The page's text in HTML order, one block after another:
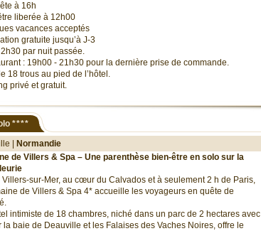
à 16h
liberée à 12h00
vacances acceptés
gratuite jusqu’à J-3
2h30 par nuit passée.
: 19h00 - 21h30 pour la dernière prise de commande.
18 trous au pied de l’hôtel.
privé et gratuit.
****
|
Normandie
de Villers & Spa – Une parenthèse bien-être en solo sur la
Villers-sur-Mer, au cœur du Calvados et à seulement 2 h de Paris,
de Villers & Spa 4* accueille les voyageurs en quête de
intimiste de 18 chambres, niché dans un parc de 2 hectares avec
la baie de Deauville et les Falaises des Vaches Noires, offre le